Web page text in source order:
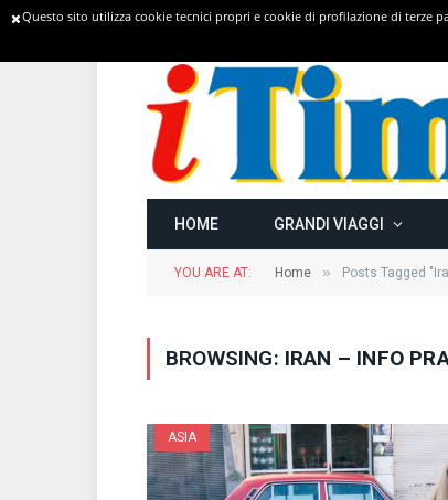
TRENDING
HOME GRANDI VIAGGI
YOU ARE AT: Home » Posts Tagged
BROWSING: IRAN – INFO
ASIA
Questo sito utilizza cookie tecnici propri e cookie di profilazione di terze